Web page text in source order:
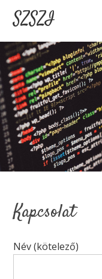
SZSZI
Kapcsolat
Név (kötelező)